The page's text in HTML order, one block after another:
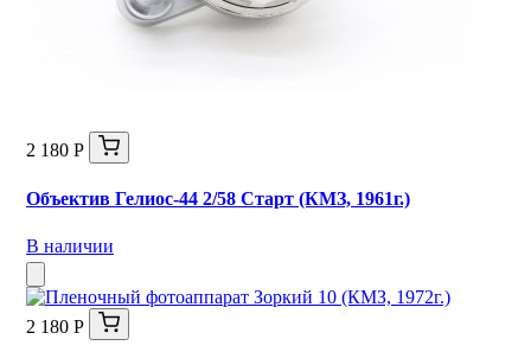
2 180 Р
Объектив Гелиос-44 2/58 Старт (КМЗ, 1961г.)
В наличии
2 180 Р